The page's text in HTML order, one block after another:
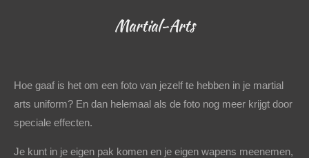
Martial-Arts
Hoe gaaf is het om een foto van jezelf te hebben in je martial
arts uniform? En dan helemaal als de foto nog meer krijgt door
speciale effecten.
Je kunt in je eigen pak komen en je eigen wapens meenemen,